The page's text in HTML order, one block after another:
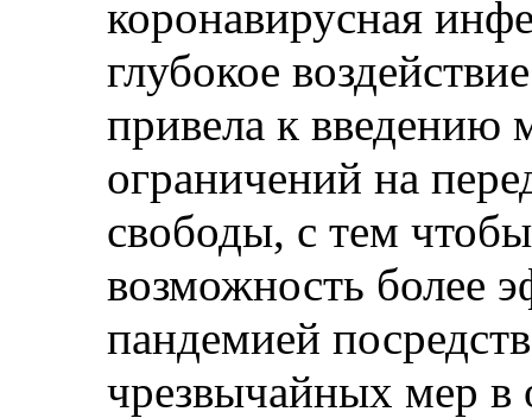
коронавирусная
глубокое
привела к введению
ограничений на
свободы, с тем
возможность более
пандемией
чрезвычайных мер в